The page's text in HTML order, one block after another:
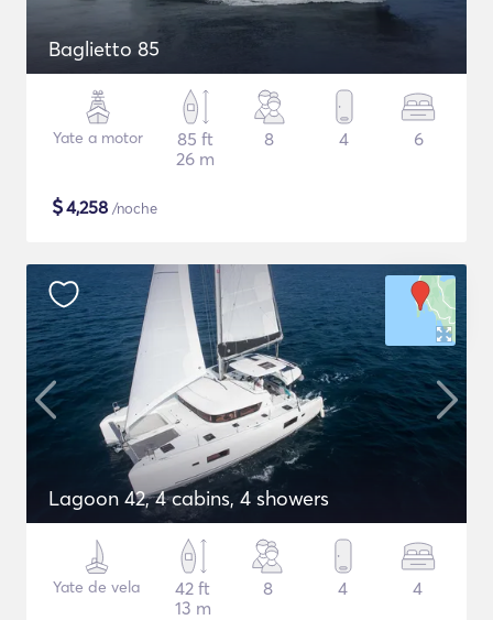
Baglietto 85
Yate a motor
85 ft
26 m
8 4 6
$4,258 /noche
Lagoon 42, 4 cabins, 4 showers
Yate de vela
42 ft
13 m
8 4 4